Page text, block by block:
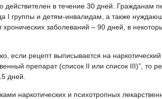
действителен в течение 30 дней. Гражданам
I группы и детям-инвалидам, а также
хронических заболеваний – 90 дней, в
если рецепт выписывается на
препарат (список II или список III)”, то
дней.
наркотических и психотропных